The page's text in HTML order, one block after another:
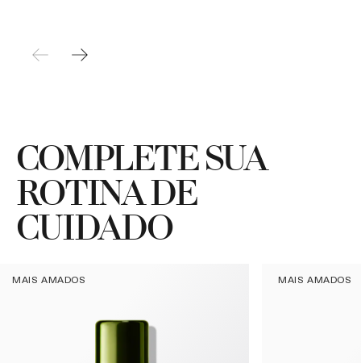
COMPLETE SUA
ROTINA DE
CUIDADO
MAIS AMADOS MAIS AMADOS